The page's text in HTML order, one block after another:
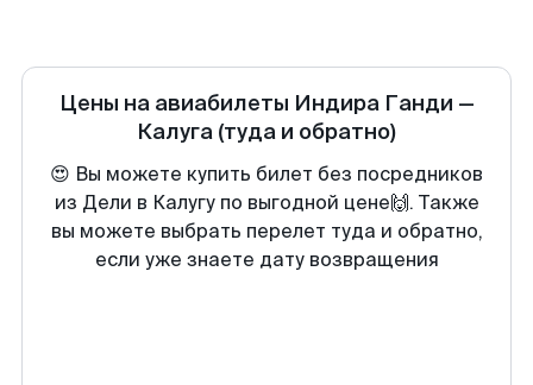
Цены на авиабилеты Индира Ганди —
Калуга (туда и обратно)
😍 Вы можете купить билет без посредников
из Дели в Калугу по выгодной цене🙌. Также
вы можете выбрать перелет туда и обратно,
если уже знаете дату возвращения